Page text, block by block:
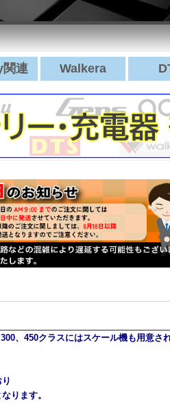
、450クラスにはスケール機も用意さ
ります。